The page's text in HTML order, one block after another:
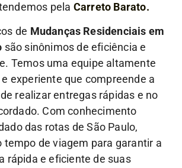
pela Carreto Barato.
de Mudanças Residenciais em
são sinônimos de eficiência e
Temos uma equipe altamente
experiente que compreende a
realizar entregas rápidas e no
Com conhecimento
das rotas de São Paulo,
tempo de viagem para garantir a
rápida e eficiente de suas